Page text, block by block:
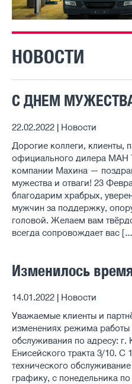
НОВОСТИ
С ДНЕМ
22.02.2022 | Новости
Дорогие коллеги, клиенты,
официального дилера
компании Махина —
мужества и отваги! 23
благодарим храбрых,
мужчин за поддержку,
головой. Желаем вам
всегда сопровождает вас
Изменилось
14.01.2022 | Новости
Уважаемые клиенты и
изменениях режима работы
обслуживания по адресу: г.
Енисейского тракта 3/10. С
технического
графику, с понедельника